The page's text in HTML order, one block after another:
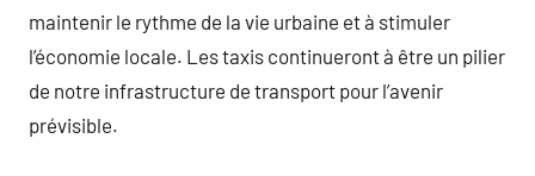
maintenir le rythme de la vie urbaine et à stimuler
l’économie locale. Les taxis continueront à être un pilier
de notre infrastructure de transport pour l’avenir
prévisible.